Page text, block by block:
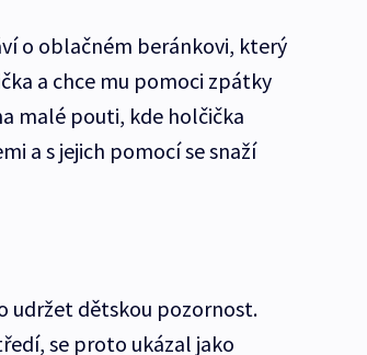
o oblačném beránkovi, který
a chce mu pomoci zpátky
malé pouti, kde holčička
a s jejich pomocí se snaží
udržet dětskou pozornost.
se proto ukázal jako